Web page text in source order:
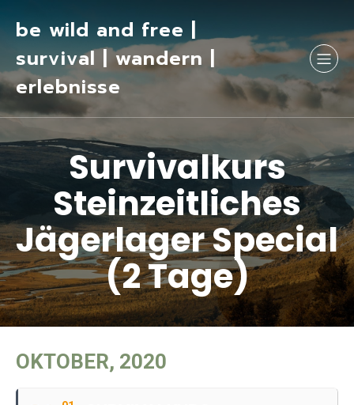
be wild and free |
survival | wandern |
erlebnisse
Survivalkurs
Steinzeitliches
Jägerlager Special
(2 Tage)
OKTOBER, 2020